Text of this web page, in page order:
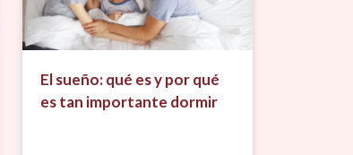
El sueño: qué es y por qué
es tan importante dormir